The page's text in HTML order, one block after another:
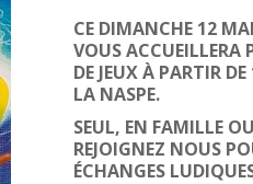
NOUS CONTACTER !
CE DIMANCHE 12
VOUS ACCUEILLERA
DE JEUX À PARTIR
LA NASPE.
SEUL, EN FAMILLE
REJOIGNEZ NOUS
ÉCHANGES